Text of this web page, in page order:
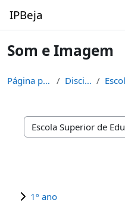
IPBeja
Som e Imagem
Página principal Disciplinas
Categorias de disciplinas
1º ano